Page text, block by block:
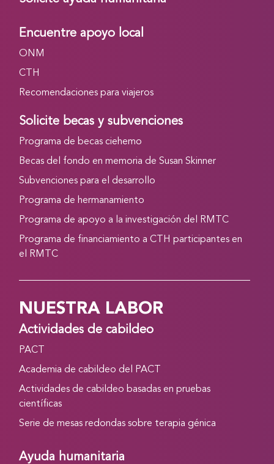
Encuentre apoyo local
ONM
CTH
Recomendaciones para viajeros
Solicite becas y subvenciones
Programa de becas ciehemo
Becas del fondo en memoria de Susan Skinner
Subvenciones para el desarrollo
Programa de hermanamiento
Programa de apoyo a la investigación del RMTC
Programa de financiamiento a CTH participantes en
el RMTC
NUESTRA LABOR
Actividades de cabildeo
PACT
Academia de cabildeo del PACT
Actividades de cabildeo basadas en pruebas
científicas
Serie de mesas redondas sobre terapia génica
Ayuda humanitaria